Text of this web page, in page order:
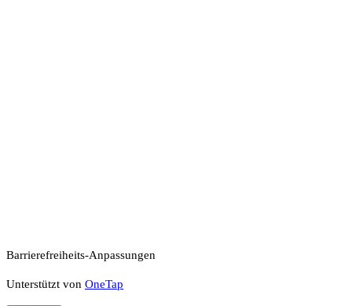
Barrierefreiheits-Anpassungen
Unterstützt von OneTap